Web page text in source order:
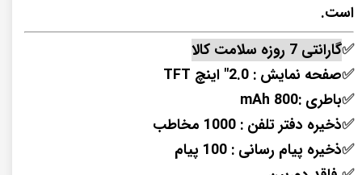
است.
✅گارانتی 7 روزه سلامت کالا
✅صفحه نمایش : 2.0" اینچ TFT
✅باطری :800 mAh
✅ذخیره دفتر تلفن : 1000 مخاطب
✅ذخیره پیام رسانی : 100 پیام